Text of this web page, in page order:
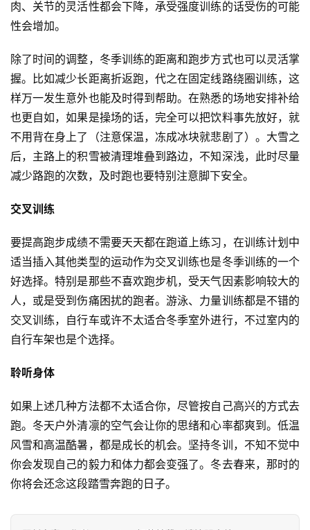
比
赛
观
察
装
备
训
练
视
用
户
精
选
肉、关节的灵活性都会下降，承受强度训练的话受伤的可能
性会增加。
除了时间的调整，冬季训练的距离和跑步方式也可以灵活掌
握。比如减少长距离折返跑，代之在固定线路绕圈训练，这
样万一发生意外也能及时得到帮助。在熟悉的场地安排补给
也更自如，如果是操场的话，完全可以把饮料事先放好，就
不用背在身上了（注意保温，冻成冰块就悲剧了）。大雪之
后，主路上的积雪被清理堆叠到路边，不知深浅，此时尽量
减少路跑的次数，及时跑也要特别注意脚下安全。
交叉训练
要提高跑步成绩不需要天天都在跑道上练习，在训练计划中
适当插入其他类型的运动作为交叉训练也是冬季训练的一个
好选择。特别是那些不喜欢跑步机，受天气因素影响较大的
人，或是受到伤痛困扰的跑者。游泳、力量训练都是不错的
交叉训练，自行车或许不太适合冬季室外进行，不过室内的
自行车架也是个选择。
聆听身体
如果上述几种方法都不太适合你，尽管按自己高兴的方式去
跑。冬天户外清凛的空气会让你的思绪和心率都爽到。低温
风雪和高温酷暑，都是成长的机会。坚持冬训，不知不觉中
你会发现自己的毅力和体力都会变强了。冬去春来，那时的
你将会还念这段踏雪奔跑的日子。